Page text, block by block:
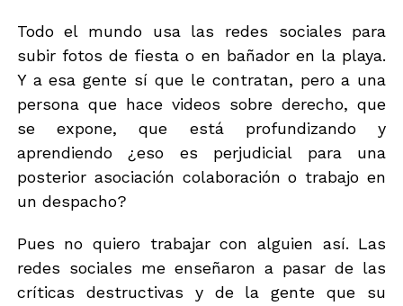
Todo el mundo usa las redes sociales para
subir fotos de fiesta o en bañador en la playa.
Y a esa gente sí que le contratan, pero a una
persona que hace videos sobre derecho, que
se expone, que está profundizando y
aprendiendo ¿eso es perjudicial para una
posterior asociación colaboración o trabajo en
un despacho?
Pues no quiero trabajar con alguien así. Las
redes sociales me enseñaron a pasar de las
críticas destructivas y de la gente que su